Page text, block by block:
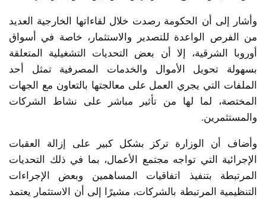
وأشار إلى أن الحكومة رصدت خلال لقاءاتها الخارجية العديد
من الفرص الواعدة للتصدير والاستثمار، خاصة في أسواق
أوروبا الشرقية، إلا أن بعض التحديات التشغيلية المتعلقة
بسهولة تحويل الأموال والخدمات المصرفية تمثل أحد
الملفات التي يجري العمل على معالجتها بالتعاون مع الجهات
المختصة، لما لها من تأثير مباشر على نشاط الشركات
والمستثمرين.
وأضاف أن الوزارة تركز بشكل كبير على إزالة العقبات
الإجرائية التي تواجه مجتمع الأعمال، بما في ذلك التحديات
المرتبطة بتنفيذ اتفاقيات المساهمين وبعض الإجراءات
التنظيمية المرتبطة بالشركات، مشيرًا إلى أن الاستثمار يعتمد